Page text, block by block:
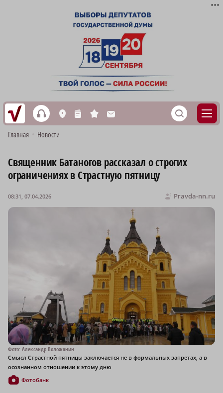
h L n s M S
Главная Новости
Священник Батаногов рассказал о строгих
ограничениях в Страстную пятницу
Pravda-nn.ru
08:31, 07.04.2026
Фото: Александр Воложанин
Смысл Страстной пятницы заключается не в формальных запретах, а в
осознанном отношении к этому дню
Фотобанк